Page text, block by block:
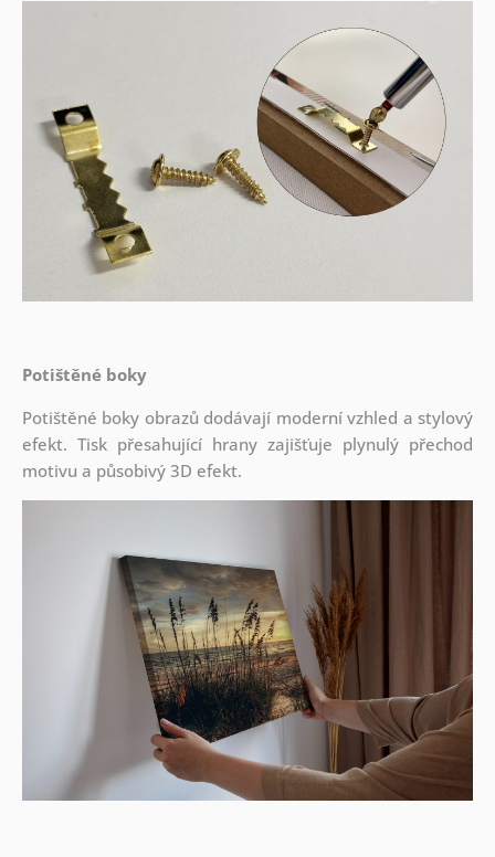
Potištěné boky
Potištěné boky obrazů dodávají moderní vzhled a stylový
efekt. Tisk přesahující hrany zajišťuje plynulý přechod
motivu a působivý 3D efekt.